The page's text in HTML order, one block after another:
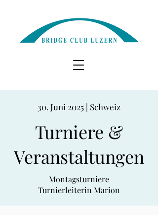
30. Juni 2025 | Schweiz
Turniere &
Veranstaltungen
Montagsturniere
Turnierleiterin Marion